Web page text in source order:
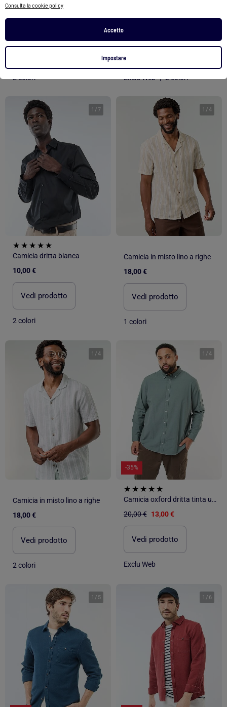
Consulta la cookie policy
Accetto
Impostare
2 colori Exclu Web | 2 colori
1 / 7
Camicia dritta bianca
10,00 €
Vedi prodotto
2 colori
1 /4
Camicia in misto lino a righe
18,00 €
Vedi prodotto
1 colori
1 /4
Camicia in misto lino a righe
18,00 €
Vedi prodotto
2 colori
1 /4
-35%
Camicia oxford dritta tinta unita
20,00 € 13,00 €
Vedi prodotto
Exclu Web
1 / 5 1 / 6